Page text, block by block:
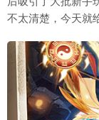
不太清楚，今天就